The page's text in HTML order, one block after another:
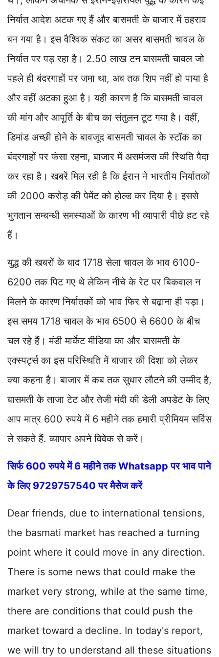
निर्यात आदेश अटक गए हैं और बासमती के बाजार में ठहराव
बन गया है। इस वैश्विक संकट का असर बासमती चावल के
निर्यात पर पड़ रहा है। 2.50 लाख टन बासमती चावल जो
पहले ही बंदरगाहों पर जमा था, अब तक शिप नहीं हो पाया है
और वहीं अटका हुआ है। यही कारण है कि बासमती चावल
की मांग और आपूर्ति के बीच का संतुलन टूट गया है। वहीं,
डिमांड अच्छी होने के बावजूद बासमती चावल के स्टॉक का
बंदरगाहों पर फंसा रहना, बाजार में असमंजस की स्थिति पैदा
कर रहा है। खबरें मिल रही है कि ईरान ने भारतीय निर्यातकों
की 2000 करोड़ की पेमेंट को होल्ड कर दिया है। इससे
भुगतान सम्बन्धी समस्याओं के कारण भी व्यापारी पीछे हट रहे
हैं।
युद्ध की खबरों के बाद 1718 सेला चावल के भाव 6100-
6200 तक पिट गए थे लेकिन नीचे के रेट पर बिकवाल न
मिलने के कारण निर्यातकों को भाव फिर से बढ़ाना ही पड़ा।
इस समय 1718 चावल के भाव 6500 से 6600 के बीच
चल रहे हैं। मंडी मार्केट मीडिया का और बासमती के
एक्स्पर्ट्स का इस परिस्थिति में बाजार की दिशा को लेकर
क्या कहना है। बाजार में कब तक सुधार लौटने की उम्मीद है,
बासमती के ताजा टेट और तेजी मंदी की डेली अपडेट के लिए
आप मात्र 600 रुपये में 6 महीने तक हमारी प्रीमियम सर्विस
ले सकते हैं. व्यापार अपने विवेक से करें।
सिर्फ 600 रुपये में 6 महीने तक Whatsapp पर भाव पाने
के लिए 9729757540 पर मैसेज करें
Dear friends, due to international tensions,
the basmati market has reached a turning
point where it could move in any direction.
There is some news that could make the
market very strong, while at the same time,
there are conditions that could push the
market toward a decline. In today's report,
we will try to understand all these situations